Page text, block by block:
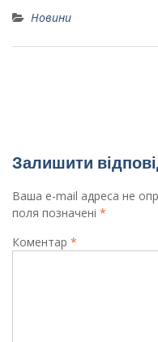
Новини
Залишити
Ваша e-mail адреса не
поля позначені *
Коментар *